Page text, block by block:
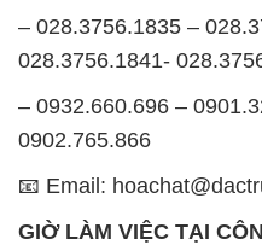
– 028.3756.1835 –
028.3756.1841-
– 0932.660.696 –
0902.765.866
📧 Email:
GIỜ LÀM VIỆC TẠI